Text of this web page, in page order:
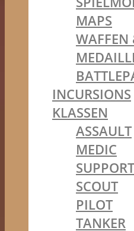
MAPS
WAFFEN
INCURSIONS
KLASSEN
ASSAULT
MEDIC
SUPPORT
SCOUT
PILOT
TANKER